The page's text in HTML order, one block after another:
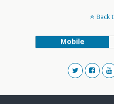
Back
Mobile